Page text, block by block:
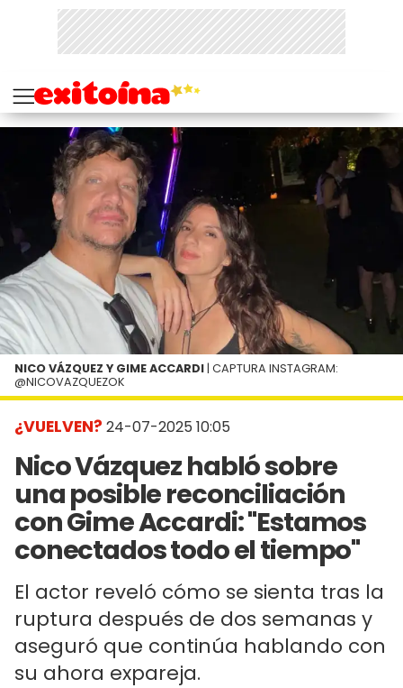
¿VUELVEN? 24-07-2025 10:05
Nico Vázquez habló sobre
una posible reconciliación
con Gime Accardi: "Estamos
conectados todo el tiempo"
El actor reveló cómo se sienta tras la
ruptura después de dos semanas y
aseguró que continúa hablando con
su ahora expareja.
NICO VÁZQUEZ Y GIME ACCARDI | CAPTURA INSTAGRAM:
@NICOVAZQUEZOK